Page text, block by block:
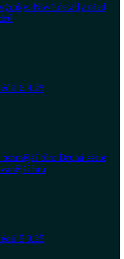
Nové detaily před
6.9.25
tón: Druhá série
hru
5.9.25